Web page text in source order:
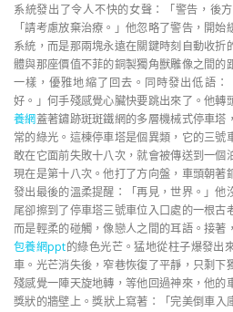
系統發出了令人不快的女聲：「警告，後
「請考慮放棄治療。」他忽略了警告，開
系統，而是那兩塊永遠在關鍵時刻自動收
體與那座價值不菲的銅製獨角獸雕像之間的
一樣，優雅地縮了回去。同時發出低語
好。」何手殘感覺心臟快要跳出來了。他轉
養網蓋著鏽跡斑斑鐵網的多層機械式停車塔
常的綠光。這棟停車塔是個異類，它的三
敢在它面前失敗十八次，就會被傳送到一個
現在是第十八次。他打了方向盤，車頭朝著
發出最後的溫柔提醒：「再見，世界。」他
尾卻擦到了停車塔三號車位入口處的一根古
而是輕柔的碰觸，像戀人之間的耳語。接著
包養網ppt的綠色光芒。猛地從柱子爆發出
車。光芒消失後，窄巷恢復了平靜，只剩下
殘感覺一陣天旋地轉，等他回過神來，他的
獎狀的牆壁上。獎狀上寫著：「完美倒車